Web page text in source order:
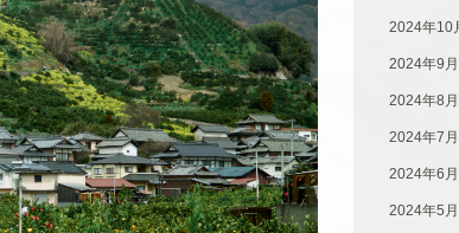
2024年10
2024年9月
2024年8月
2024年7月
2024年6月
2024年5月